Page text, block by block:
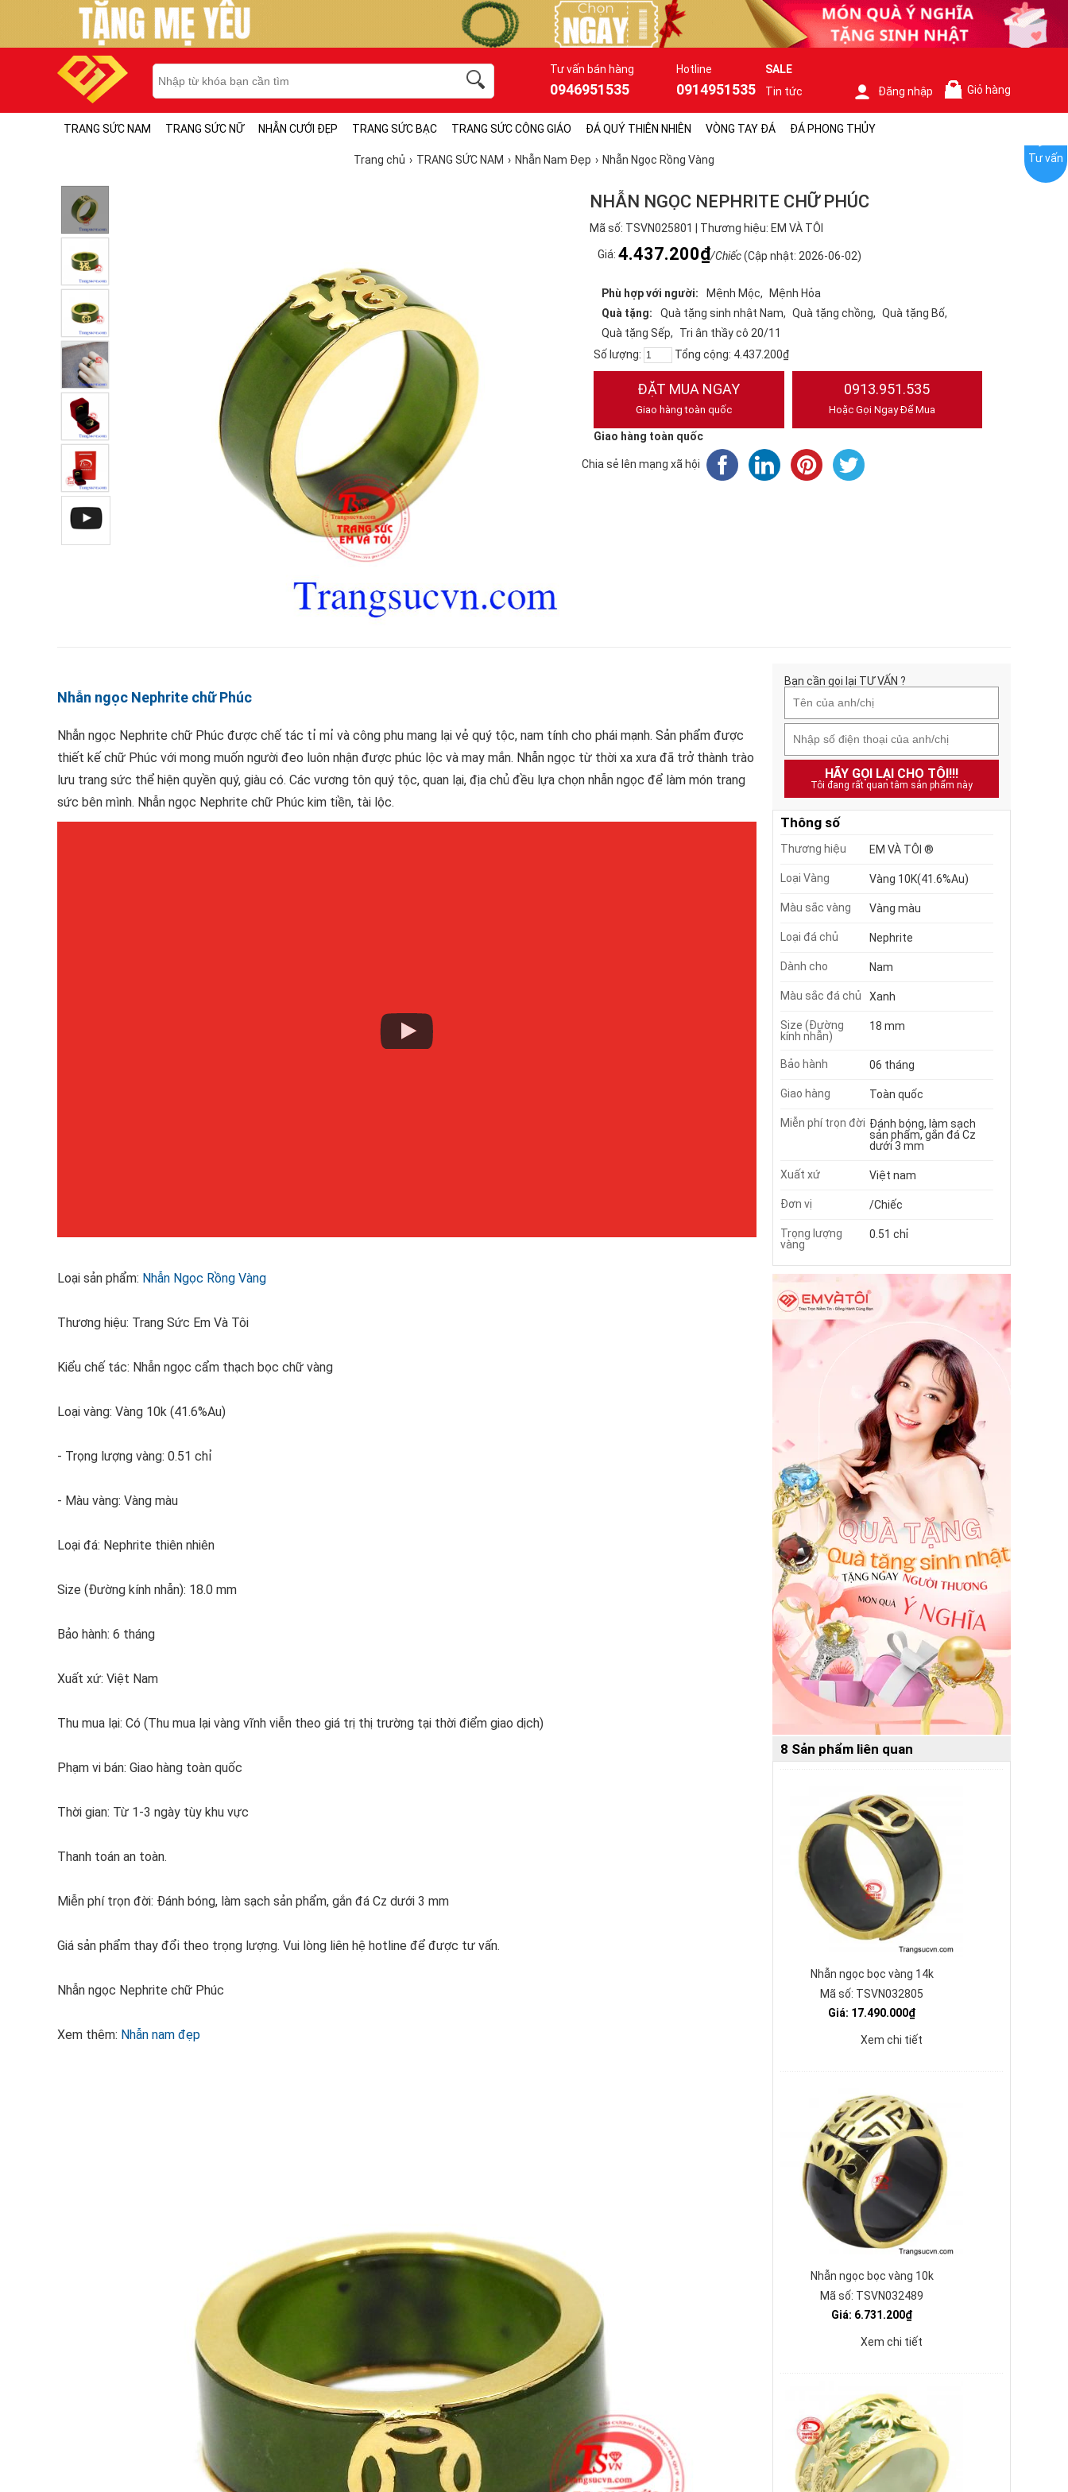
Tư vấn bán hàng
0946951535
Hotline
0914951535
SALE
Tin tức
Đăng nhập Giỏ hàng
TRANG SỨC NAM TRANG SỨC NỮ NHẪN CƯỚI ĐẸP TRANG SỨC BẠC TRANG SỨC CÔNG GIÁO ĐÁ QUÝ THIÊN NHIÊN VÒNG TAY ĐÁ ĐÁ PHONG THỦY
Trang chủ TRANG SỨC NAM Nhẫn Nam Đẹp Nhẫn Ngọc Rồng Vàng
NHẪN NGỌC NEPHRITE CHỮ PHÚC
Mã số: TSVN025801 | Thương hiệu: EM VÀ TÔI
Giá: 4.437.200₫/Chiếc(Cập nhật: 2026-06-02)
Phù hợp với người: Mệnh Mộc
Mệnh Hỏa
Quà tặng:
Quà tặng sinh nhật Nam Quà tặng chồng
Quà tặng Bố
Quà tặng Sếp
Tri ân thầy cô 20/11
Số lượng:
Tổng cộng: 4.437.200₫
ĐẶT MUA NGAY
Giao hàng toàn quốc
0913.951.535
Hoặc Gọi Ngay Để Mua
Giao hàng toàn quốc
Chia sẻ lên mạng xã hội
Nhẫn ngọc Nephrite chữ Phúc
Nhẫn ngọc Nephrite chữ Phúc được chế tác tỉ mỉ và công phu mang lại vẻ quý tộc, nam tính cho phái mạnh. Sản phẩm được
thiết kế chữ Phúc với mong muốn người đeo luôn nhận được phúc lộc và may mắn. Nhẫn ngọc từ thời xa xưa đã trở thành trào
lưu trang sức thể hiện quyền quý, giàu có. Các vương tôn quý tộc, quan lại, địa chủ đều lựa chọn nhẫn ngọc để làm món trang
sức bên mình. Nhẫn ngọc Nephrite chữ Phúc kim tiền, tài lộc.
Loại sản phẩm: Nhẫn Ngọc Rồng Vàng
Thương hiệu: Trang Sức Em Và Tôi
Kiểu chế tác: Nhẫn ngọc cẩm thạch bọc chữ vàng
Loại vàng: Vàng 10k (41.6%Au)
- Trọng lượng vàng: 0.51 chỉ
- Màu vàng: Vàng màu
Loại đá: Nephrite thiên nhiên
Size (Đường kính nhẫn): 18.0 mm
Bảo hành: 6 tháng
Xuất xứ: Việt Nam
Thu mua lại: Có (Thu mua lại vàng vĩnh viễn theo giá trị thị trường tại thời điểm giao dịch)
Phạm vi bán: Giao hàng toàn quốc
Thời gian: Từ 1-3 ngày tùy khu vực
Thanh toán an toàn.
Miễn phí trọn đời: Đánh bóng, làm sạch sản phẩm, gắn đá Cz dưới 3 mm
Giá sản phẩm thay đổi theo trọng lượng. Vui lòng liên hệ hotline để được tư vấn.
Nhẫn ngọc Nephrite chữ Phúc
Xem thêm: Nhẫn nam đẹp
Bạn cần gọi lại TƯ VẤN ?
HÃY GỌI LẠI CHO TÔI!!!
Tôi đang rất quan tâm sản phẩm này
Thông số
Thương hiệu EM VÀ TÔI ®
Loại Vàng Vàng 10K(41.6%Au)
Màu sắc vàng Vàng màu
Loại đá chủ Nephrite
Dành cho Nam
Màu sắc đá chủ Xanh
Size (Đường
kính nhẫn)
18 mm
Bảo hành 06 tháng
Giao hàng Toàn quốc
Miễn phí trọn đời Đánh bóng, làm sạch
sản phẩm, gắn đá Cz
dưới 3 mm
Xuất xứ Việt nam
Đơn vị /Chiếc
Trọng lượng
vàng
0.51 chỉ
8 Sản phẩm liên quan
Nhẫn ngọc bọc vàng 14k
Mã số: TSVN032805
Giá: 17.490.000₫
Xem chi tiết
Nhẫn ngọc bọc vàng 10k
Mã số: TSVN032489
Giá: 6.731.200₫
Xem chi tiết
Tư vấn